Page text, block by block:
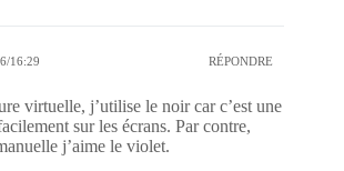
16:29 RÉPONDRE
virtuelle, j’utilise le noir car c’est une
sur les écrans. Par contre,
j’aime le violet.